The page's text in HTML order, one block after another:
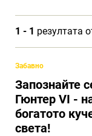
1 - 1 резултата
Забавно
Запознайте
Гюнтер VI -
богатото
света!